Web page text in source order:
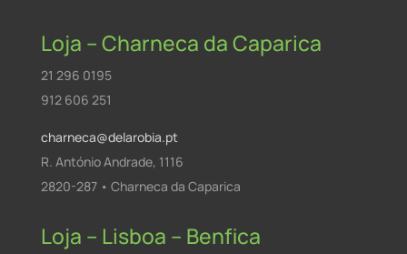
Loja – Charneca da Caparica
21 296 0195
912 606 251
charneca@delarobia.pt
R. António Andrade, 1116
2820-287 • Charneca da Caparica
Loja – Lisboa – Benfica